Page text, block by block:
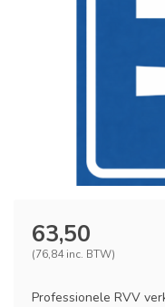
63,50
(76,84 inc. BTW)
Professionele RVV